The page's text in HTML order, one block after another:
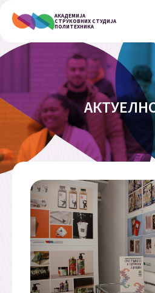
АКАДЕМИЈА
СТРУКОВНИХ СТУДИЈА
ПОЛИТЕХНИКА